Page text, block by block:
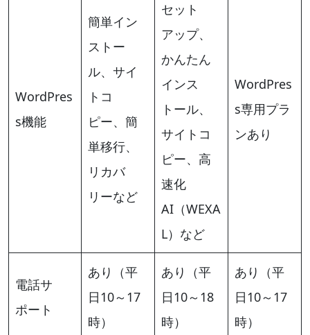
WordPres
s機能
簡単イン
ストー
ル、サイ
トコ
ピー、簡
単移行、
リカバ
リーなど
セット
アップ、
かんたん
インス
トール、
サイトコ
ピー、高
速化
AI（WEXA
L）など
WordPres
s専用プラ
ンあり
電話サ
ポート
あり（平
日10～17
時）
あり（平
日10～18
時）
あり（平
日10～17
時）